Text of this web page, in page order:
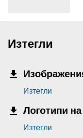
Изтегли
Изтегли
Логотипи
Изтегли